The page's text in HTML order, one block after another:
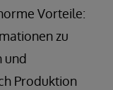
Vorteile:
zu
und
Produktion